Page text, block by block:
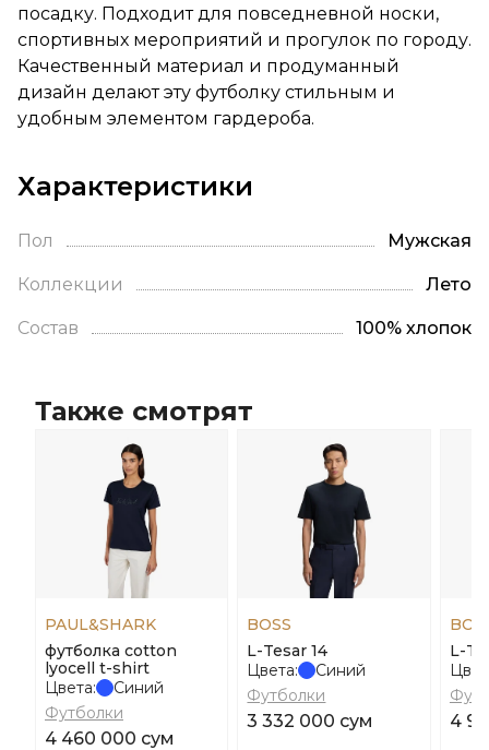
посадку. Подходит для повседневной носки,
спортивных мероприятий и прогулок по городу.
Качественный материал и продуманный
дизайн делают эту футболку стильным и
удобным элементом гардероба.
Характеристики
Пол Мужская
Коллекции Лето
Состав 100% хлопок
Также смотрят
PAUL&SHARK
футболка cotton
lyocell t-shirt
Цвета:
Синий
Футболки
4 460 000 сум
BOSS
L-Tesar 14
Цвета:
Синий
Футболки
3 332 000 сум
L-
4